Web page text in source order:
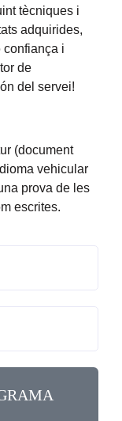
tècniques i
adquirides,
confiança i
de
del servei!
(document
vehicular
prova de les
escrites.